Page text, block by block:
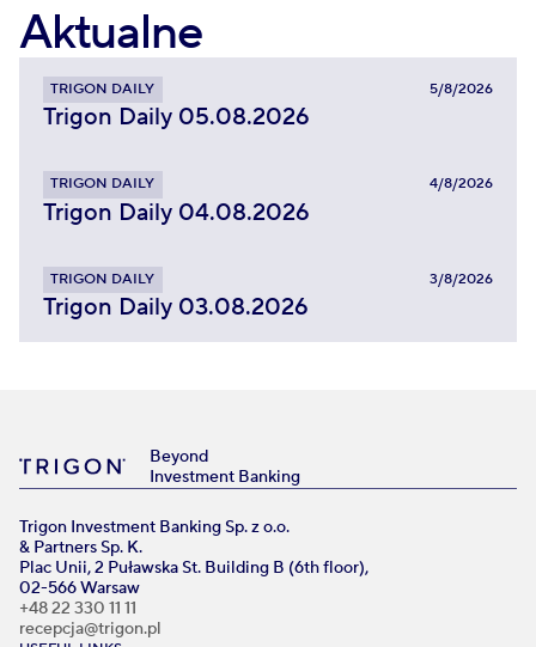
Aktualne
TRIGON DAILY 5/8/2026
Trigon Daily 05.08.2026
TRIGON DAILY 4/8/2026
Trigon Daily 04.08.2026
TRIGON DAILY 3/8/2026
Trigon Daily 03.08.2026
Beyond
Investment Banking
Trigon Investment Banking Sp. z o.o.
& Partners Sp. K.
Plac Unii, 2 Puławska St. Building B (6th floor),
02-566 Warsaw
+48 22 330 11 11
recepcja@trigon.pl